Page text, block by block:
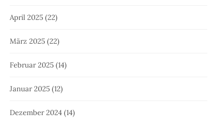
April 2025 (22)
März 2025 (22)
Februar 2025 (14)
Januar 2025 (12)
Dezember 2024 (14)